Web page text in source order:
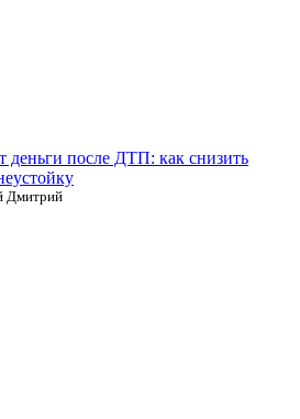
деньги после ДТП: как снизить
Дмитрий